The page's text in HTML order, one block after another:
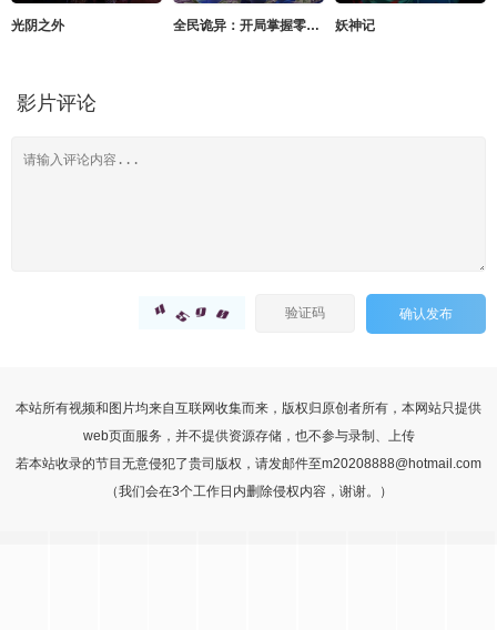
光阴之外 全民诡异：开局掌握零元购·动态漫画 妖神记
影片评论
确认发布
本站所有视频和图片均来自互联网收集而来，版权归原创者所有，本网站只提供
web页面服务，并不提供资源存储，也不参与录制、上传
若本站收录的节目无意侵犯了贵司版权，请发邮件至m20208888@hotmail.com
（我们会在3个工作日内删除侵权内容，谢谢。）